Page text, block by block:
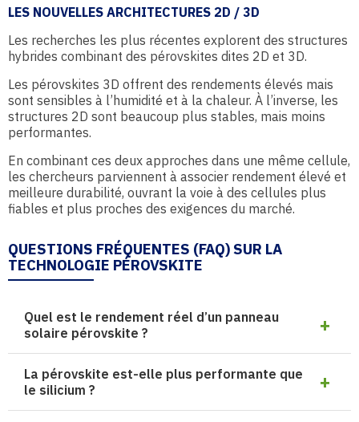
LES NOUVELLES ARCHITECTURES 2D / 3D
Les recherches les plus récentes explorent des structures
hybrides combinant des pérovskites dites 2D et 3D.
Les pérovskites 3D offrent des rendements élevés mais
sont sensibles à l’humidité et à la chaleur. À l’inverse, les
structures 2D sont beaucoup plus stables, mais moins
performantes.
En combinant ces deux approches dans une même cellule,
les chercheurs parviennent à associer rendement élevé et
meilleure durabilité, ouvrant la voie à des cellules plus
fiables et plus proches des exigences du marché.
QUESTIONS FRÉQUENTES (FAQ) SUR LA
TECHNOLOGIE PÉROVSKITE
Quel est le rendement réel d’un panneau
solaire pérovskite ?
La pérovskite est-elle plus performante que
le silicium ?